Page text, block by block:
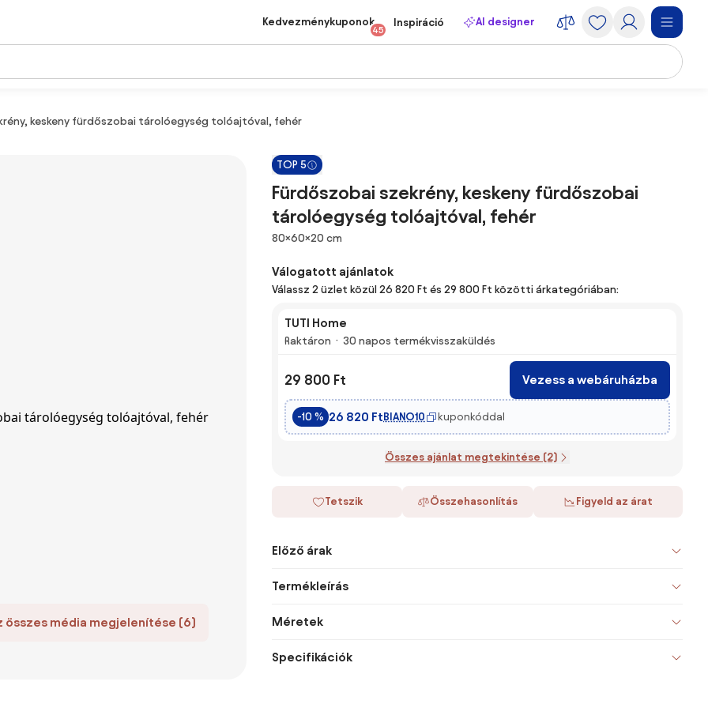
Kedvezménykuponok
45
Inspiráció AI designer
keskeny fürdőszobai tárolóegység tolóajtóval, fehér
összes média megjelenítése (6)
TOP 5
Fürdőszobai szekrény, keskeny fürdőszobai
tárolóegység tolóajtóval, fehér
Méretek
80×60×20 cm
Válogatott ajánlatok
Válassz 2 üzlet közül 26 820 Ft és 29 800 Ft közötti árkategóriában:
TUTI Home
Raktáron 30 napos termékvisszaküldés
29 800 Ft Vezess a webáruházba
-10 % 26 820 FtBIANO10 kuponkóddal
Összes ajánlat megtekintése (2)
Tetszik Összehasonlítás Figyeld az árat
Előző árak
Termékleírás
Méretek
Specifikációk